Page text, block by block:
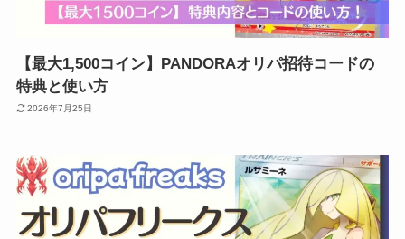
【最大1,500コイン】PANDORAオリパ招待コードの
特典と使い方
2026年7月25日